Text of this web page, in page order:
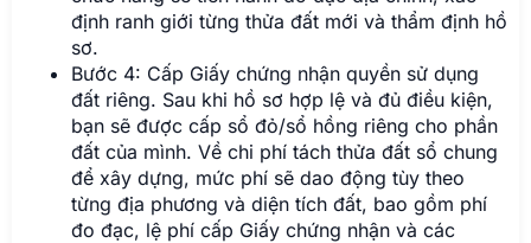
định ranh giới từng thửa đất mới và thẩm định hồ
sơ.
Bước 4: Cấp Giấy chứng nhận quyền sử dụng
đất riêng. Sau khi hồ sơ hợp lệ và đủ điều kiện,
bạn sẽ được cấp sổ đỏ/sổ hồng riêng cho phần
đất của mình. Về chi phí tách thửa đất sổ chung
để xây dựng, mức phí sẽ dao động tùy theo
từng địa phương và diện tích đất, bao gồm phí
đo đạc, lệ phí cấp Giấy chứng nhận và các